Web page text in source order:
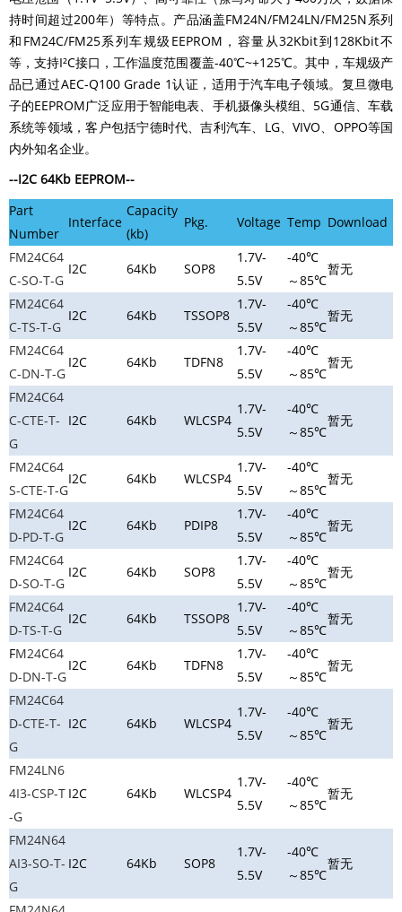
持时间超过200年）等特点。产品涵盖FM24N/FM24LN/FM25N系列
和FM24C/FM25系列车规级EEPROM，容量从32Kbit到128Kbit不
等，支持I²C接口，工作温度范围覆盖-40℃~+125℃。其中，车规级产
品已通过AEC-Q100 Grade 1认证，适用于汽车电子领域。复旦微电
子的EEPROM广泛应用于智能电表、手机摄像头模组、5G通信、车载
系统等领域，客户包括宁德时代、吉利汽车、LG、VIVO、OPPO等国
内外知名企业。
--I2C 64Kb EEPROM--
Part
Number
Interface
Capacity
(kb)
Pkg. Voltage Temp Download
FM24C64
C-SO-T-G
I2C 64Kb SOP8
1.7V-
5.5V
-40℃
～85℃
暂无
FM24C64
C-TS-T-G
I2C 64Kb TSSOP8
1.7V-
5.5V
-40℃
～85℃
暂无
FM24C64
C-DN-T-G
I2C 64Kb TDFN8
1.7V-
5.5V
-40℃
～85℃
暂无
FM24C64
C-CTE-T-
G
I2C 64Kb WLCSP4
1.7V-
5.5V
-40℃
～85℃
暂无
FM24C64
S-CTE-T-G
I2C 64Kb WLCSP4
1.7V-
5.5V
-40℃
～85℃
暂无
FM24C64
D-PD-T-G
I2C 64Kb PDIP8
1.7V-
5.5V
-40℃
～85℃
暂无
FM24C64
D-SO-T-G
I2C 64Kb SOP8
1.7V-
5.5V
-40℃
～85℃
暂无
FM24C64
D-TS-T-G
I2C 64Kb TSSOP8
1.7V-
5.5V
-40℃
～85℃
暂无
FM24C64
D-DN-T-G
I2C 64Kb TDFN8
1.7V-
5.5V
-40℃
～85℃
暂无
FM24C64
D-CTE-T-
G
I2C 64Kb WLCSP4
1.7V-
5.5V
-40℃
～85℃
暂无
FM24LN6
4I3-CSP-T
-G
I2C 64Kb WLCSP4
1.7V-
5.5V
-40℃
～85℃
暂无
FM24N64
AI3-SO-T-
G
I2C 64Kb SOP8
1.7V-
5.5V
-40℃
～85℃
暂无